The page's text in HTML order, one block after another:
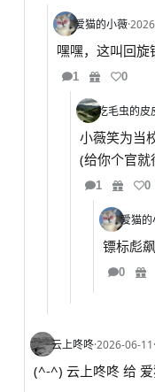
爱猫的小薇·
嘿嘿，这叫回
1 0
吃毛虫的皮
小薇笑为当
(给你个官就
1 0
爱猫的
镖标彪
0
云上咚咚·2026-06-11·
(^-^) 云上咚咚 给 爱